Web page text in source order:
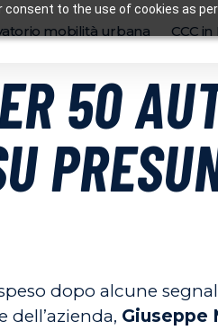
consent to the use of cookies as
mobilità urbana CCC
50
dopo alcune
Giuseppe